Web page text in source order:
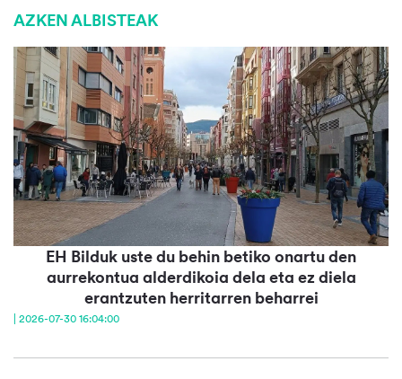
AZKEN ALBISTEAK
EH Bilduk uste du behin betiko onartu den
aurrekontua alderdikoia dela eta ez diela
erantzuten herritarren beharrei
| 2026-07-30 16:04:00